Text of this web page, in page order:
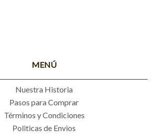
MENÚ
Nuestra Historia
Pasos para Comprar
Términos y Condiciones
Politicas de Envios